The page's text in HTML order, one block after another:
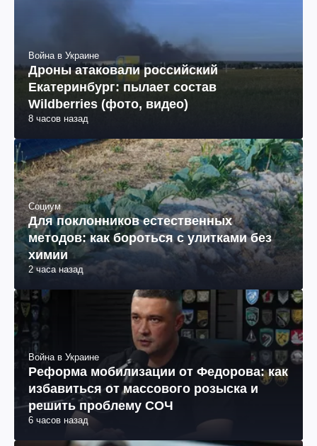
Война в Украине
Дроны атаковали российский
Екатеринбург: пылает состав
Wildberries (фото, видео)
8 часов назад
Социум
Для поклонников естественных
методов: как бороться с улитками без
химии
2 часа назад
Война в Украине
Реформа мобилизации от Федорова: как
избавиться от массового розыска и
решить проблему СОЧ
6 часов назад